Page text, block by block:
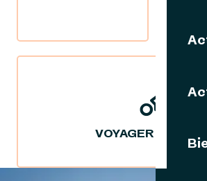
VOYAGER